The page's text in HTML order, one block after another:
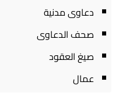
دعاوى مدنية
صحف الدعاوى
صيغ العقود
عمال